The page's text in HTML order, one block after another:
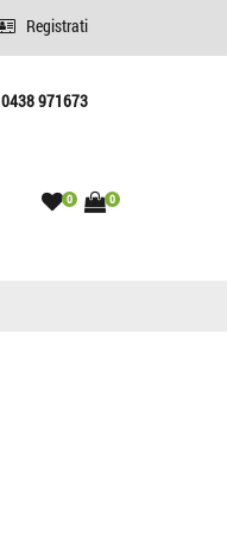
Registrati
0438 971673
0 0